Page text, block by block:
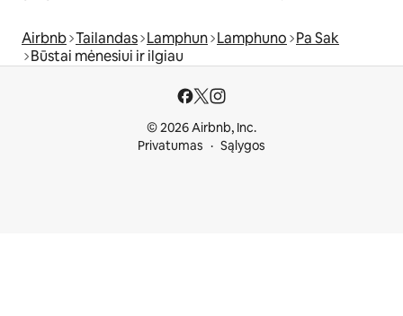
Airbnb Tailandas Lamphun Lamphuno Pa Sak
Būstai mėnesiui ir ilgiau
© 2026 Airbnb, Inc.
Privatumas
Sąlygos